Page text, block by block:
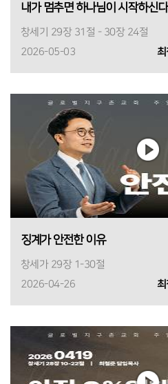
내가 멈추면 하나님이 시작하신다
창세기 29장 31절 - 30장 24절
2026-05-03
징계가 안전한 이유
창세가 29장 1-30절
2026-04-26